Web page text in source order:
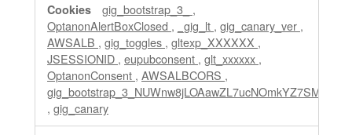
gig_bootstrap_3_ ,
OptanonAlertBoxClosed , _gig_lt , gig_canary_ver ,
AWSALB , gig_toggles , gltexp_XXXXXX ,
JSESSIONID , eupubconsent , glt_xxxxxx ,
OptanonConsent , AWSALBCORS ,
, gig_canary